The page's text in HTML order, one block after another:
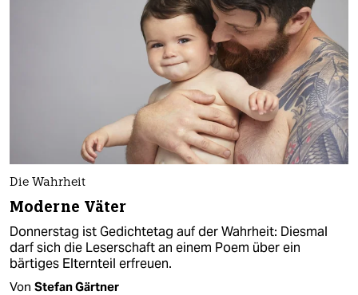
Die Wahrheit
Moderne Väter
Donnerstag ist Gedichtetag auf der Wahrheit: Diesmal
darf sich die Leserschaft an einem Poem über ein
bärtiges Elternteil erfreuen.
Von Stefan Gärtner